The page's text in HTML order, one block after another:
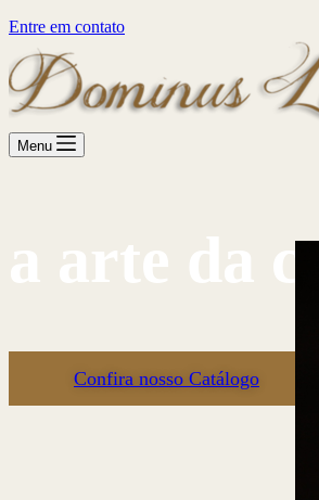
Entre em contato
Menu
a arte da
Confira nosso Catálogo